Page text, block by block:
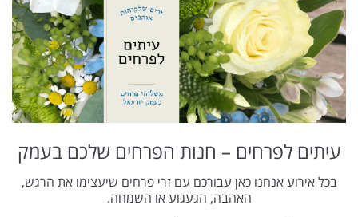
עיתים לפרחים – חנות הפרחים שלכם בעמק
בכל אירוע אנחנו כאן עבורכם עם זרי פרחים שיעצימו את הרגש,
האהבה, הגעגוע או השמחה.